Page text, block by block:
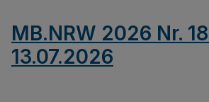
MB.NRW 2026 Nr.
13.07.2026